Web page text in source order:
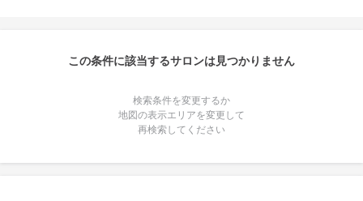
この条件に該当するサロンは見つかりません
検索条件を変更するか
地図の表示エリアを変更して
再検索してください